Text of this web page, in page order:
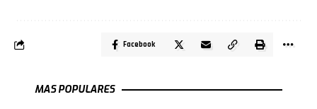
Facebook
MAS POPULARES